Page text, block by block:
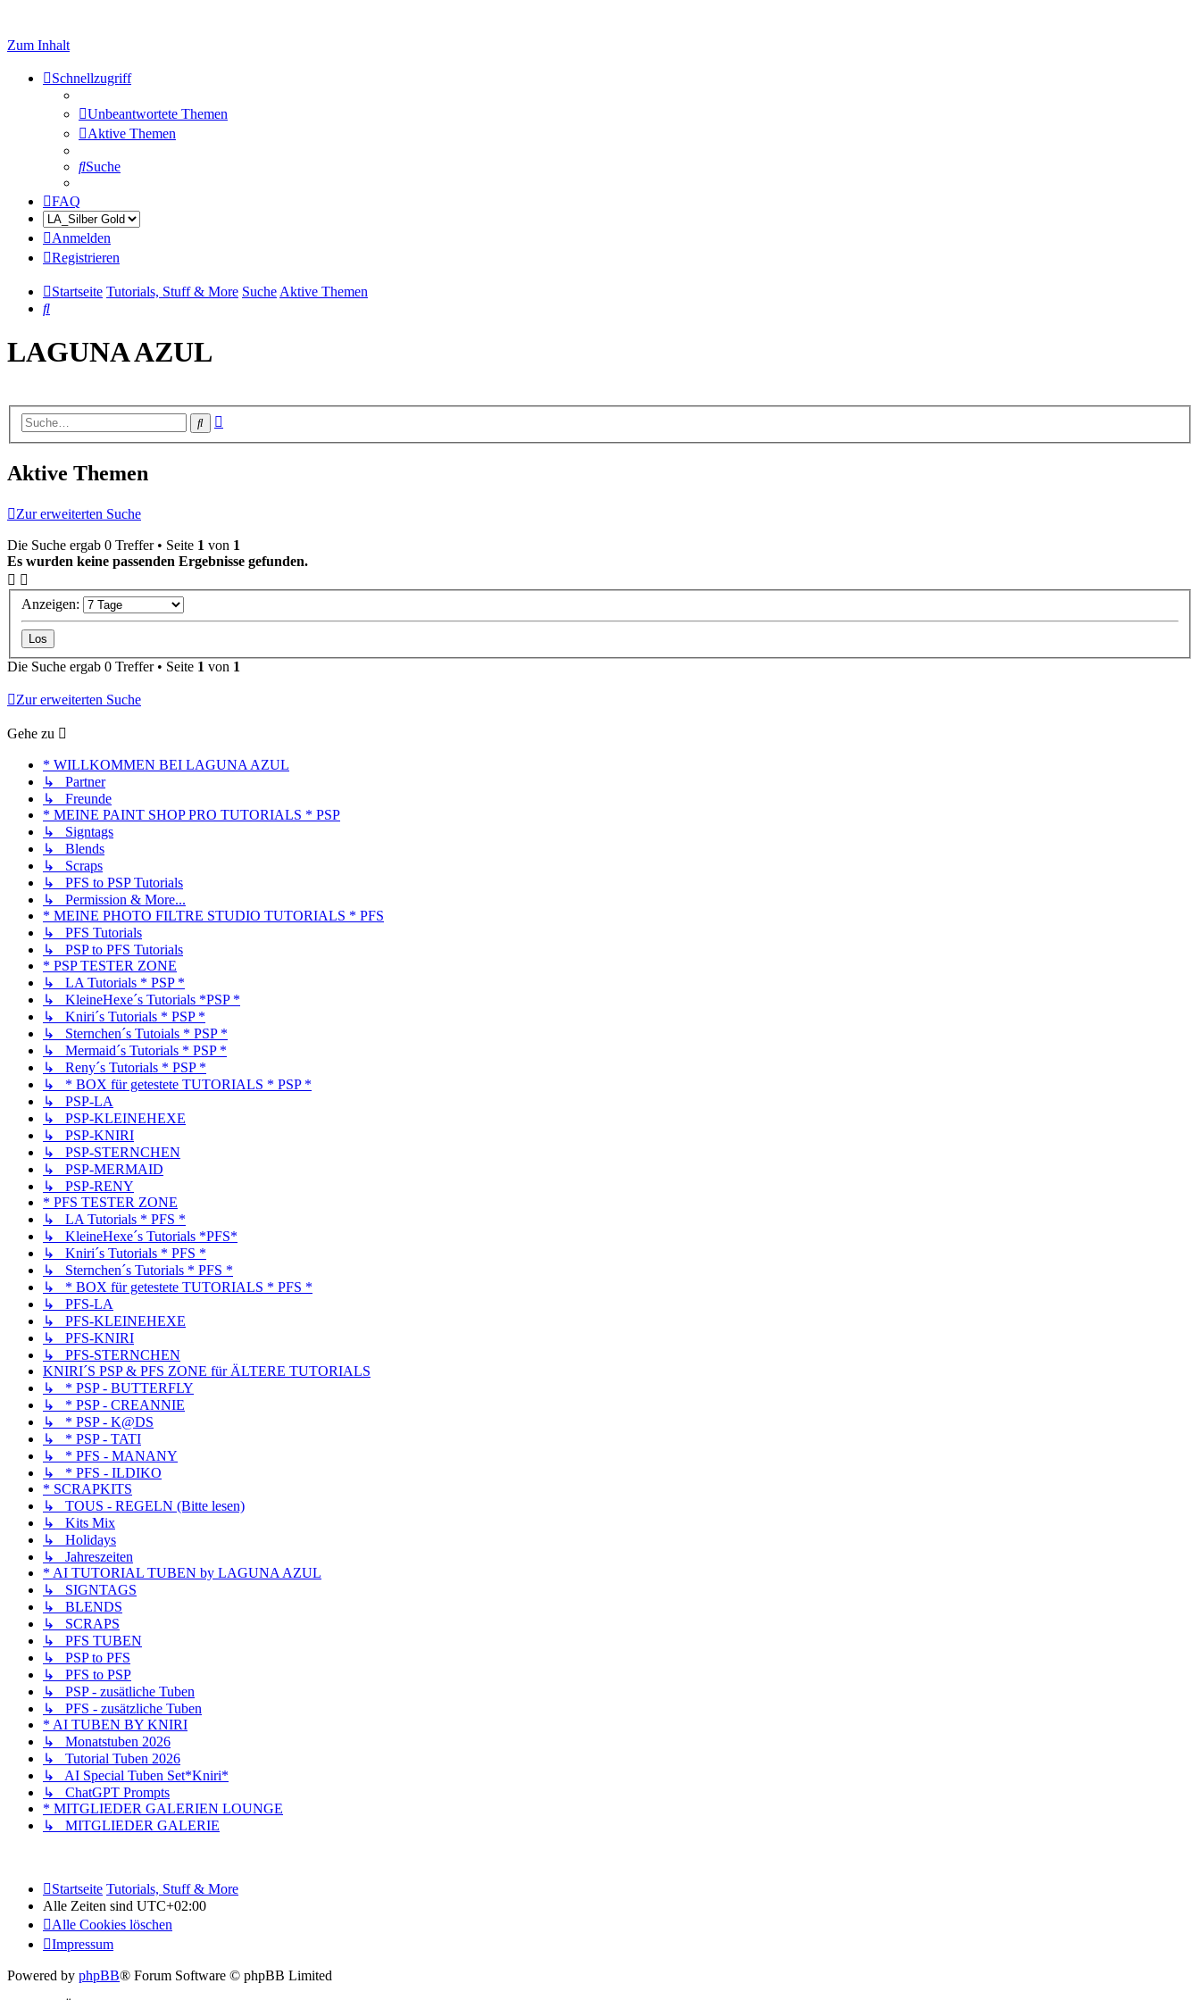
Zum Inhalt
Schnellzugriff
Unbeantwortete Themen
Aktive Themen
Suche
FAQ
Anmelden
Registrieren
Startseite Tutorials, Stuff & More Suche Aktive Themen
Suche
LAGUNA AZUL
Suche
Aktive Themen
Zur erweiterten Suche
Die Suche ergab 0 Treffer • Seite 1 von 1
Es wurden keine passenden Ergebnisse gefunden.
Anzeigen:
Die Suche ergab 0 Treffer • Seite 1 von 1
Zur erweiterten Suche
Gehe zu
* WILLKOMMEN BEI LAGUNA AZUL
↳ Partner
↳ Freunde
* MEINE PAINT SHOP PRO TUTORIALS * PSP
↳ Signtags
↳ Blends
↳ Scraps
↳ PFS to PSP Tutorials
↳ Permission & More...
* MEINE PHOTO FILTRE STUDIO TUTORIALS * PFS
↳ PFS Tutorials
↳ PSP to PFS Tutorials
* PSP TESTER ZONE
↳ LA Tutorials * PSP *
↳ KleineHexe´s Tutorials *PSP *
↳ Kniri´s Tutorials * PSP *
↳ Sternchen´s Tutoials * PSP *
↳ Mermaid´s Tutorials * PSP *
↳ Reny´s Tutorials * PSP *
↳ * BOX für getestete TUTORIALS * PSP *
↳ PSP-LA
↳ PSP-KLEINEHEXE
↳ PSP-KNIRI
↳ PSP-STERNCHEN
↳ PSP-MERMAID
↳ PSP-RENY
* PFS TESTER ZONE
↳ LA Tutorials * PFS *
↳ KleineHexe´s Tutorials *PFS*
↳ Kniri´s Tutorials * PFS *
↳ Sternchen´s Tutorials * PFS *
↳ * BOX für getestete TUTORIALS * PFS *
↳ PFS-LA
↳ PFS-KLEINEHEXE
↳ PFS-KNIRI
↳ PFS-STERNCHEN
KNIRI´S PSP & PFS ZONE für ÄLTERE TUTORIALS
↳ * PSP - BUTTERFLY
↳ * PSP - CREANNIE
↳ * PSP - K@DS
↳ * PSP - TATI
↳ * PFS - MANANY
↳ * PFS - ILDIKO
* SCRAPKITS
↳ TOUS - REGELN (Bitte lesen)
↳ Kits Mix
↳ Holidays
↳ Jahreszeiten
* AI TUTORIAL TUBEN by LAGUNA AZUL
↳ SIGNTAGS
↳ BLENDS
↳ SCRAPS
↳ PFS TUBEN
↳ PSP to PFS
↳ PFS to PSP
↳ PSP - zusätliche Tuben
↳ PFS - zusätzliche Tuben
* AI TUBEN BY KNIRI
↳ Monatstuben 2026
↳ Tutorial Tuben 2026
↳ AI Special Tuben Set*Kniri*
↳ ChatGPT Prompts
* MITGLIEDER GALERIEN LOUNGE
↳ MITGLIEDER GALERIE
Startseite Tutorials, Stuff & More
Alle Zeiten sind UTC+02:00
Alle Cookies löschen
Impressum
Powered by phpBB® Forum Software © phpBB Limited